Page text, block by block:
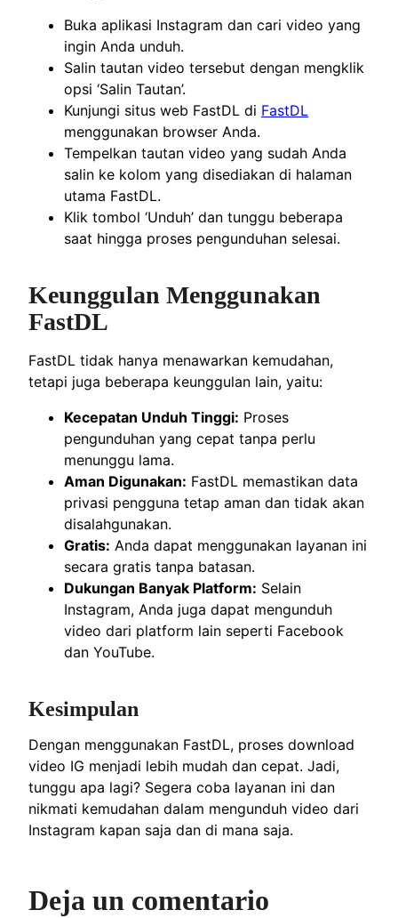
Buka aplikasi Instagram dan cari video yang
ingin Anda unduh.
Salin tautan video tersebut dengan mengklik
opsi ‘Salin Tautan’.
Kunjungi situs web FastDL di FastDL
menggunakan browser Anda.
Tempelkan tautan video yang sudah Anda
salin ke kolom yang disediakan di halaman
utama FastDL.
Klik tombol ‘Unduh’ dan tunggu beberapa
saat hingga proses pengunduhan selesai.
Keunggulan Menggunakan
FastDL
FastDL tidak hanya menawarkan kemudahan,
tetapi juga beberapa keunggulan lain, yaitu:
Kecepatan Unduh Tinggi: Proses
pengunduhan yang cepat tanpa perlu
menunggu lama.
Aman Digunakan: FastDL memastikan data
privasi pengguna tetap aman dan tidak akan
disalahgunakan.
Gratis: Anda dapat menggunakan layanan ini
secara gratis tanpa batasan.
Dukungan Banyak Platform: Selain
Instagram, Anda juga dapat mengunduh
video dari platform lain seperti Facebook
dan YouTube.
Kesimpulan
Dengan menggunakan FastDL, proses download
video IG menjadi lebih mudah dan cepat. Jadi,
tunggu apa lagi? Segera coba layanan ini dan
nikmati kemudahan dalam mengunduh video dari
Instagram kapan saja dan di mana saja.
Deja un comentario